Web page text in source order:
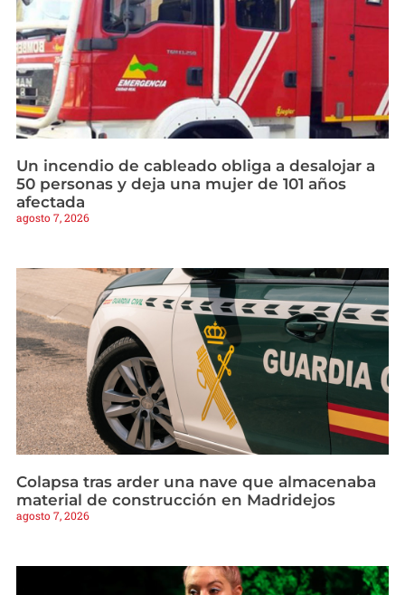
Un incendio de cableado obliga a desalojar a
50 personas y deja una mujer de 101 años
afectada
agosto 7, 2026
Colapsa tras arder una nave que almacenaba
material de construcción en Madridejos
agosto 7, 2026